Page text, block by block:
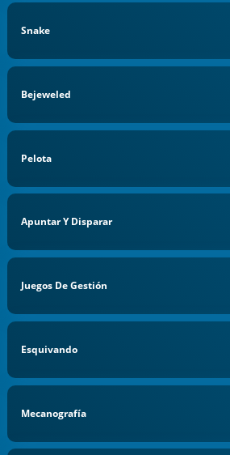
Snake
Bejeweled
Pelota
Apuntar Y Disparar
Juegos De Gestión
Esquivando
Mecanografía